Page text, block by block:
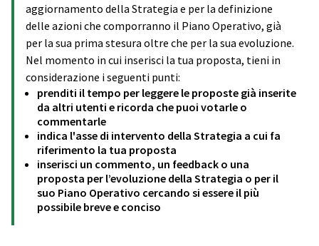
aggiornamento della Strategia e per la definizione
delle azioni che comporranno il Piano Operativo, già
per la sua prima stesura oltre che per la sua evoluzione.
Nel momento in cui inserisci la tua proposta, tieni in
considerazione i seguenti punti:
prenditi il tempo per leggere le proposte già inserite
da altri utenti e ricorda che puoi votarle o
commentarle
indica l'asse di intervento della Strategia a cui fa
riferimento la tua proposta
inserisci un commento, un feedback o una
proposta per l’evoluzione della Strategia o per il
suo Piano Operativo cercando si essere il più
possibile breve e conciso